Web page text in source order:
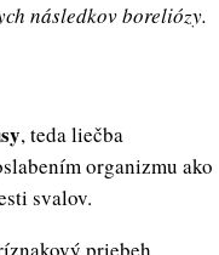
následkov boreliózy.
, teda liečba
organizmu ako
svalov.